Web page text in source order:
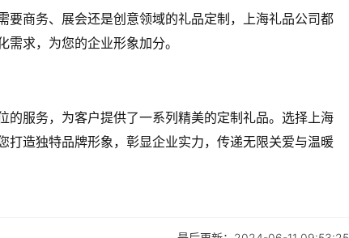
商务、展会还是创意领域的礼品定制，上海礼品公司都
求，为您的企业形象加分。
的服务，为客户提供了一系列精美的定制礼品。选择上海
造独特品牌形象，彰显企业实力，传递无限关爱与温暖